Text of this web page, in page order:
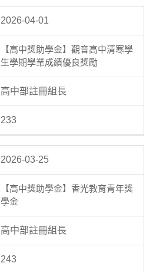
2026-04-01
【高中獎助學金】觀音高中清寒學
生學期學業成績優良獎勵
高中部註冊組長
233
2026-03-25
【高中獎助學金】香光教育青年獎
學金
高中部註冊組長
243